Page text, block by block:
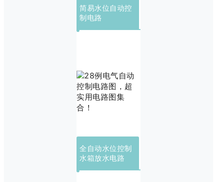
简易水位自动控
制电路
全自动水位控制
水箱放水电路